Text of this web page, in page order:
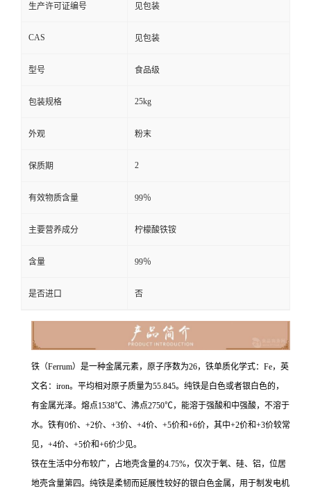
生产许可证编号 见包装
CAS 见包装
型号 食品级
包装规格 25kg
外观 粉末
保质期 2
有效物质含量 99％
主要营养成分 柠檬酸铁铵
含量 99％
是否进口 否
铁（Ferrum）是一种金属元素，原子序数为26，铁单质化学式：Fe，英
文名：iron。平均相对原子质量为55.845。纯铁是白色或者银白色的，
有金属光泽。熔点1538℃、沸点2750℃，能溶于强酸和中强酸，不溶于
水。铁有0价、+2价、+3价、+4价、+5价和+6价，其中+2价和+3价较常
见，+4价、+5价和+6价少见。
铁在生活中分布较广，占地壳含量的4.75%，仅次于氧、硅、铝，位居
地壳含量第四。纯铁是柔韧而延展性较好的银白色金属，用于制发电机